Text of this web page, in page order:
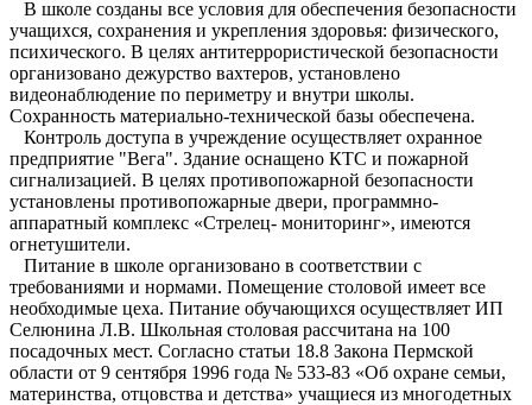
В школе созданы все условия для обеспечения безопасности
учащихся, сохранения и укрепления здоровья: физического,
психического. В целях антитеррористической безопасности
организовано дежурство вахтеров, установлено
видеонаблюдение по периметру и внутри школы.
Сохранность материально-технической базы обеспечена.
Контроль доступа в учреждение осуществляет охранное
предприятие "Вега". Здание оснащено КТС и пожарной
сигнализацией. В целях противопожарной безопасности
установлены противопожарные двери, программно-
аппаратный комплекс «Стрелец- мониторинг», имеются
огнетушители.
Питание в школе организовано в соответствии с
требованиями и нормами. Помещение столовой имеет все
необходимые цеха. Питание обучающихся осуществляет ИП
Селюнина Л.В. Школьная столовая рассчитана на 100
посадочных мест. Согласно статьи 18.8 Закона Пермской
области от 9 сентября 1996 года № 533-83 «Об охране семьи,
материнства, отцовства и детства» учащиеся из многодетных